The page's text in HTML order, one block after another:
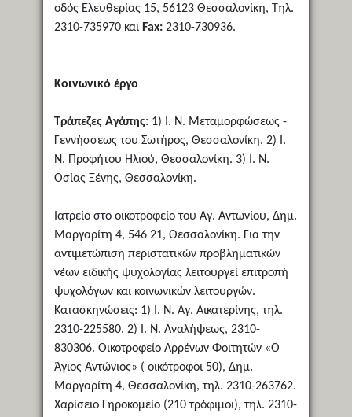
οδός Ελευθερίας 15, 56123 Θεσσαλονίκη, Τηλ.
2310-735970 και Fax:2310-730936.
Κοινωνικό έργο
Τράπεζες Αγάπης:1) Ι. Ν. Μεταμορφώσεως -
Γεννήσσεως του Σωτήρος, Θεσσαλονίκη. 2) Ι.
Ν. Προφήτου Ηλιού, Θεσσαλονίκη. 3) Ι. Ν.
Οσίας Ξένης, Θεσσαλονίκη.
Ιατρείο στο οικοτροφείο του Αγ. Αντωνίου, Δημ.
Μαργαρίτη 4, 546 21, Θεσσαλονίκη. Για την
αντιμετώπιση περιστατικών προβληματικών
νέων ειδικής ψυχολογίας λειτουργεί επιτροπή
ψυχολόγων και κοινωνικών λειτουργών.
Κατασκηνώσεις: 1) Ι. Ν. Αγ. Αικατερίνης, τηλ.
2310-225580. 2) Ι. Ν. Αναλήψεως, 2310-
830306. Οικοτροφείο Αρρένων Φοιτητών «Ο
Άγιος Αντώνιος» ( οικότροφοι 50), Δημ.
Μαργαρίτη 4, Θεσσαλονίκη, τηλ. 2310-263762.
Χαρίσειο Γηροκομείο (210 τρόφιμοι), τηλ. 2310-